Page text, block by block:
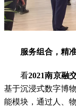
服务组合，精
看2021南京融
基于沉浸式数字博
能模块，通过人、